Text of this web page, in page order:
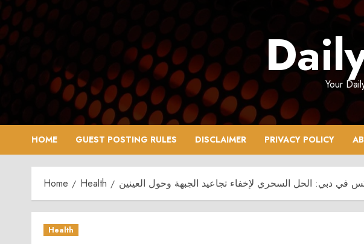
Skip
to
content
Your
HOME GUEST POSTING RULES DISCLAIMER PRIVACY POLICY
Home Health في دبي: الحل السحري لإخفاء تجاعيد الجبهة وحول العينين
Health